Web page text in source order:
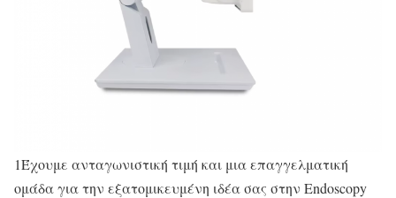
1Έχουμε ανταγωνιστική τιμή και μια επαγγελματική
ομάδα για την εξατομικευμένη ιδέα σας στην Endoscopy